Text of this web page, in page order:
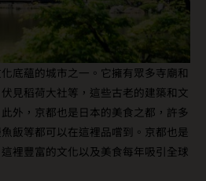
底蘊的城市之一。它擁有眾多寺廟和
見稻荷大社等，這些古老的建築和文
外，京都也是日本的美食之都，許多
飯等都可以在這裡品嚐到。京都也是
裡豐富的文化以及美食每年吸引全球